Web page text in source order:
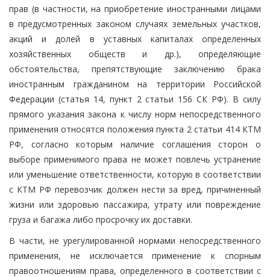
прав (в частности, на приобретение иностранными лицами
в предусмотренных законом случаях земельных участков,
акций и долей в уставных капиталах определенных
хозяйственных обществ и др.), определяющие
обстоятельства, препятствующие заключению брака
иностранным гражданином на территории Российской
Федерации (статья 14, пункт 2 статьи 156 СК РФ). В силу
прямого указания закона к числу норм непосредственного
применения относятся положения пункта 2 статьи 414 КТМ
РФ, согласно которым наличие соглашения сторон о
выборе применимого права не может повлечь устранение
или уменьшение ответственности, которую в соответствии
с КТМ РФ перевозчик должен нести за вред, причиненный
жизни или здоровью пассажира, утрату или повреждение
груза и багажа либо просрочку их доставки.
В части, не урегулированной нормами непосредственного
применения, не исключается применение к спорным
правоотношениям права, определенного в соответствии с